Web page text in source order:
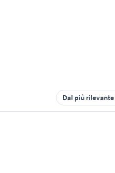
Dal più rilevante